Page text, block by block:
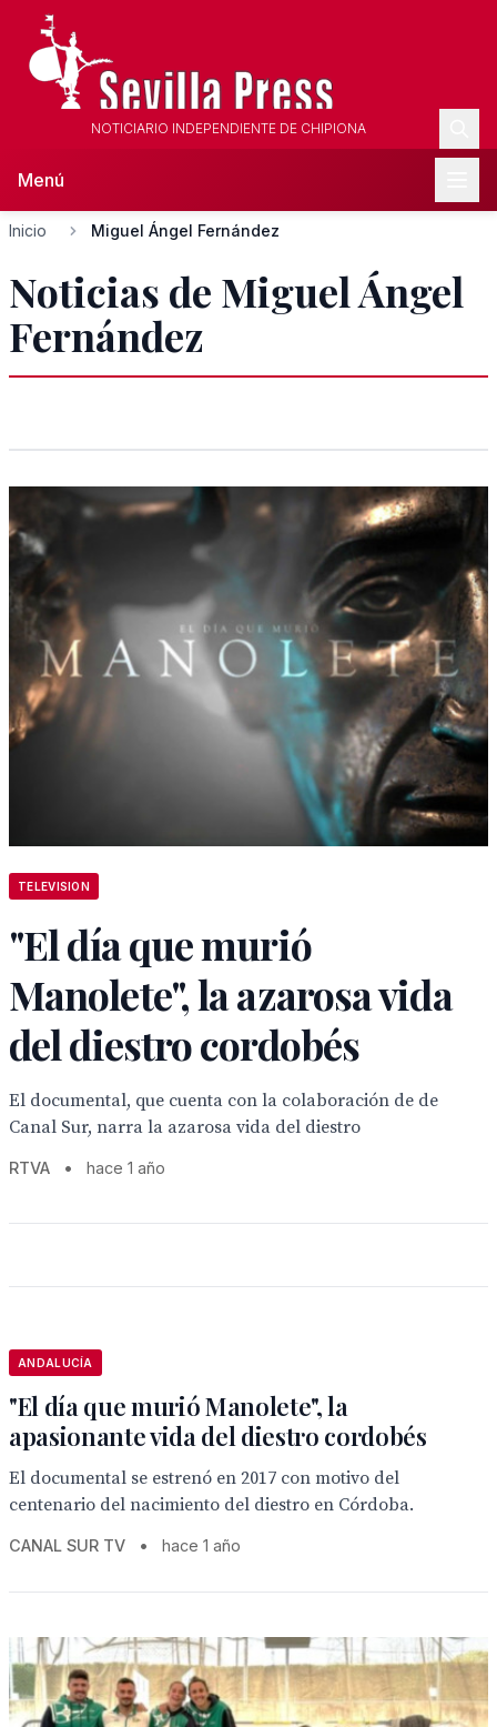
NOTICIARIO INDEPENDIENTE DE CHIPIONA
Menú
Inicio Miguel Ángel Fernández
Noticias de Miguel Ángel
Fernández
TELEVISION
"El día que murió
Manolete", la azarosa vida
del diestro cordobés
El documental, que cuenta con la colaboración de de
Canal Sur, narra la azarosa vida del diestro
RTVA • hace 1 año
ANDALUCÍA
"El día que murió Manolete", la
apasionante vida del diestro cordobés
El documental se estrenó en 2017 con motivo del
centenario del nacimiento del diestro en Córdoba.
CANAL SUR TV • hace 1 año